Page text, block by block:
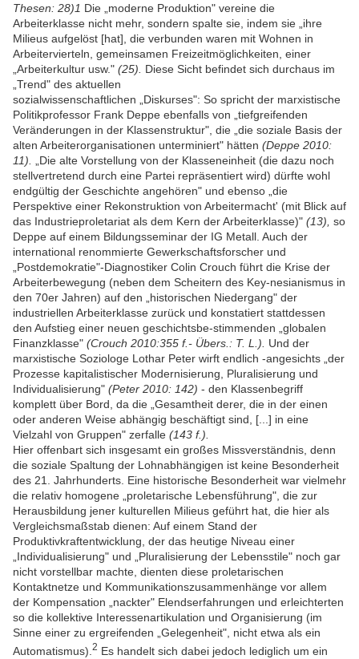
Thesen: 28)1 Die „moderne Produktion" vereine die
Arbeiterklasse nicht mehr, sondern spalte sie, indem sie „ihre
Milieus aufgelöst [hat], die verbunden waren mit Wohnen in
Arbeitervierteln, gemeinsamen Freizeitmöglichkeiten, einer
„Arbeiterkultur usw." (25). Diese Sicht befindet sich durchaus im
„Trend" des aktuellen
sozialwissenschaftlichen „Diskurses": So spricht der marxistische
Politikprofessor Frank Deppe ebenfalls von „tiefgreifenden
Veränderungen in der Klassenstruktur", die „die soziale Basis der
alten Arbeiterorganisationen unterminiert" hätten (Deppe 2010:
11). „Die alte Vorstellung von der Klasseneinheit (die dazu noch
stellvertretend durch eine Partei repräsentiert wird) dürfte wohl
endgültig der Geschichte angehören" und ebenso „die
Perspektive einer Rekonstruktion von Arbeitermacht' (mit Blick auf
das Industrieproletariat als dem Kern der Arbeiterklasse)" (13), so
Deppe auf einem Bildungsseminar der IG Metall. Auch der
international renommierte Gewerkschaftsforscher und
„Postdemokratie"-Diagnostiker Colin Crouch führt die Krise der
Arbeiterbewegung (neben dem Scheitern des Key-nesianismus in
den 70er Jahren) auf den „historischen Niedergang" der
industriellen Arbeiterklasse zurück und konstatiert stattdessen
den Aufstieg einer neuen geschichtsbe-stimmenden „globalen
Finanzklasse" (Crouch 2010:355 f.- Übers.: T. L.). Und der
marxistische Soziologe Lothar Peter wirft endlich -angesichts „der
Prozesse kapitalistischer Modernisierung, Pluralisierung und
Individualisierung" (Peter 2010: 142) - den Klassenbegriff
komplett über Bord, da die „Gesamtheit derer, die in der einen
oder anderen Weise abhängig beschäftigt sind, [...] in eine
Vielzahl von Gruppen" zerfalle (143 f.).
Hier offenbart sich insgesamt ein großes Missverständnis, denn
die soziale Spaltung der Lohnabhängigen ist keine Besonderheit
des 21. Jahrhunderts. Eine historische Besonderheit war vielmehr
die relativ homogene „proletarische Lebensführung", die zur
Herausbildung jener kulturellen Milieus geführt hat, die hier als
Vergleichsmaßstab dienen: Auf einem Stand der
Produktivkraftentwicklung, der das heutige Niveau einer
„Individualisierung" und „Pluralisierung der Lebensstile" noch gar
nicht vorstellbar machte, dienten diese proletarischen
Kontaktnetze und Kommunikationszusammenhänge vor allem
der Kompensation „nackter" Elendserfahrungen und erleichterten
so die kollektive Interessenartikulation und Organisierung (im
Sinne einer zu ergreifenden „Gelegenheit", nicht etwa als ein
Automatismus). 2 Es handelt sich dabei jedoch lediglich um ein